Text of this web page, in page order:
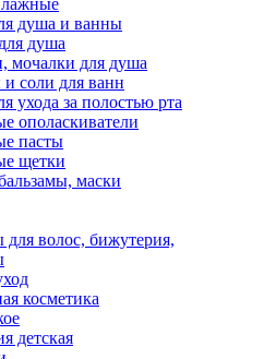
душа и ванны
душа
мочалки для душа
соли для ванн
ухода за полостью рта
ополаскиватели
пасты
щетки
маски
для волос, бижутерия,
косметика
детская